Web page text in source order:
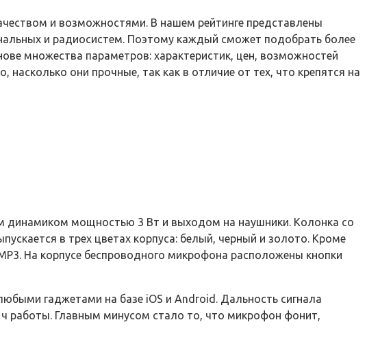
и возможностями. В нашем рейтинге представлены
и радиосистем. Поэтому каждый сможет подобрать более
множества параметров: характеристик, цен, возможностей
они прочные, так как в отличие от тех, что крепятся на
динамиком мощностью 3 Вт и выходом на наушники. Колонка со
в трех цветах корпуса: белый, черный и золото. Кроме
На корпусе беспроводного микрофона расположены кнопки
гаджетами на базе iOS и Android. Дальность сигнала
ч работы. Главным минусом стало то, что микрофон фонит,